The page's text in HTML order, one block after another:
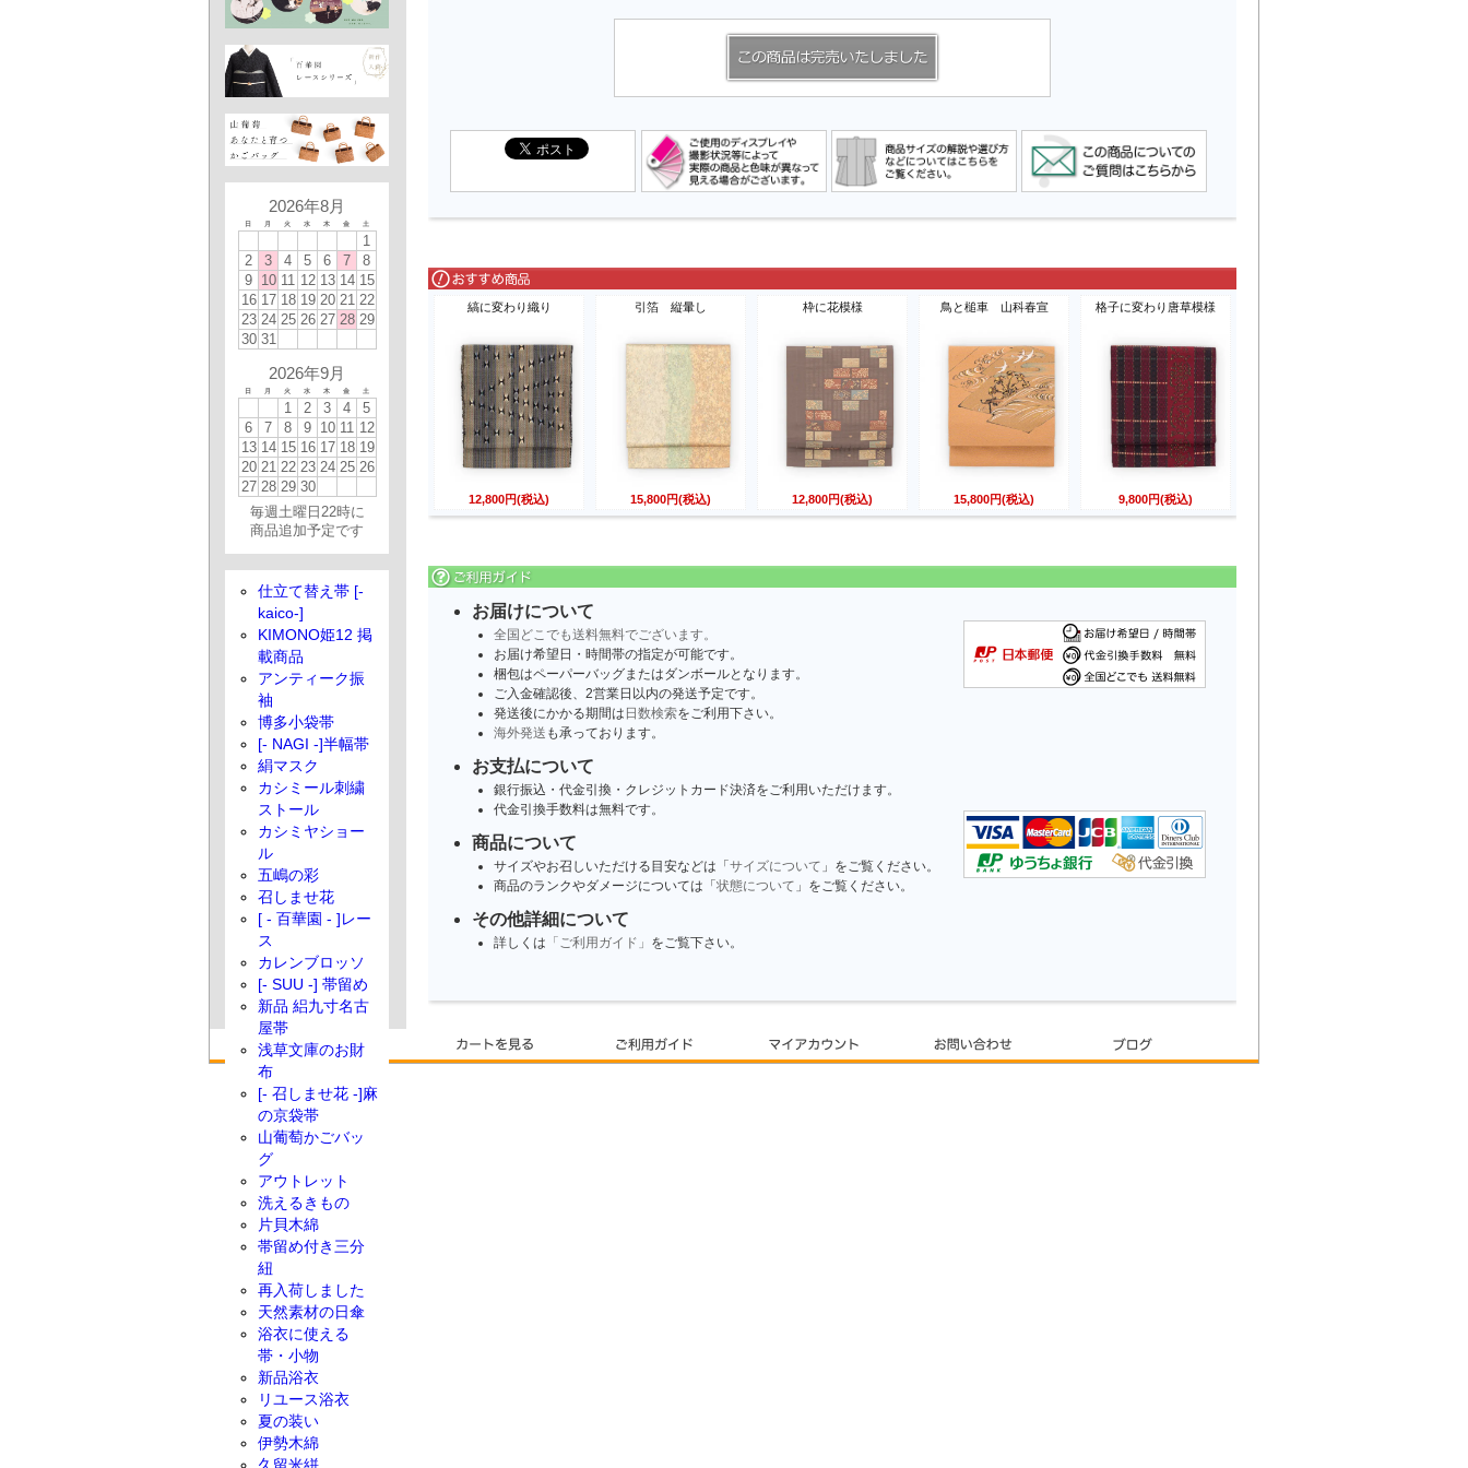
縞に変わり織り
12,800円(税込)
引箔 縦暈し
15,800円(税込)
枠に花模様
12,800円(税込)
鳥と槌車 山科春宣
15,800円(税込)
格子に変わり唐草模様
9,800円(税込)
お届けについて
全国どこでも送料無料でございます。
お届け希望日・時間帯の指定が可能です。
梱包はペーパーバッグまたはダンボールとなります。
ご入金確認後、2営業日以内の発送予定です。
発送後にかかる期間は 日数検索をご利用下さい。
海外発送 も承っております。
お支払について
銀行振込・代金引換・クレジットカード決済をご利用いただけます。
代金引換手数料は無料です。
商品について
サイズやお召しいただける目安などは「サイズについて 」をご覧ください。
商品のランクやダメージについては「状態について 」をご覧ください。
その他詳細について
詳しくは 「ご利用ガイド」 をご覧下さい。
2026年8月
日 月 火 水 木 金 土
1
2
3 4 5 6 7
8
9 10 11 12 13 14 15
16 17 18 19 20 21 22
23 24 25 26 27 28 29
30 31
2026年9月
日 月 火 水 木 金 土
1 2 3 4
5
6
7 8 9 10 11 12
13 14 15 16 17 18 19
20 21 22 23 24 25 26
27 28 29 30
毎週土曜日22時に
商品追加予定です
仕立て替え帯 [-
kaico-]
KIMONO姫12 掲
載商品
アンティーク振
袖
博多小袋帯
[- NAGI -]半幅帯
絹マスク
カシミール刺繍
ストール
カシミヤショー
ル
五嶋の彩
召しませ花
[ - 百華園 - ]レー
ス
カレンブロッソ
[- SUU -] 帯留め
新品 絽九寸名古
屋帯
浅草文庫のお財
布
[- 召しませ花 -]麻
の京袋帯
山葡萄かごバッ
グ
アウトレット
洗えるきもの
片貝木綿
帯留め付き三分
紐
再入荷しました
天然素材の日傘
浴衣に使える
帯・小物
新品浴衣
リユース浴衣
夏の装い
伊勢木綿